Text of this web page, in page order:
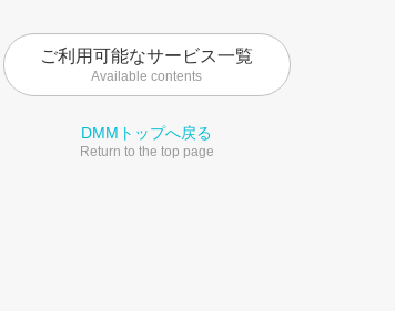
ご利用可能なサービス一覧
Available contents
DMMトップへ戻る
Return to the top page